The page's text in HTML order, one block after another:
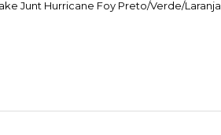
Junt Hurricane Foy Preto/Verde/Laranja